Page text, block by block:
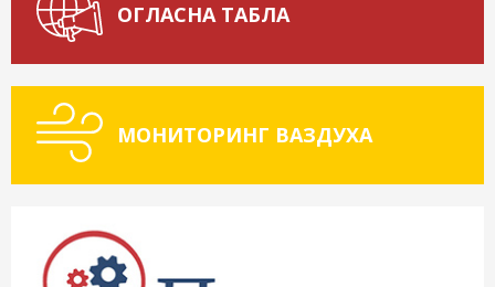
ОГЛАСНА ТАБЛА
МОНИТОРИНГ ВАЗДУХА